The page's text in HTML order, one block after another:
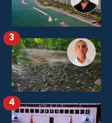
3
4